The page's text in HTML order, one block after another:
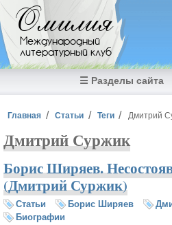
Перейти к основному содержанию
Омилия
Международный
литературный клуб
☰ Разделы сайта
Вы здесь
Главная Статьи Теги Дмитрий
Дмитрий Суржик
Борис Ширяев.
(Дмитрий Суржик)
Статьи Борис Ширяев
Биографии